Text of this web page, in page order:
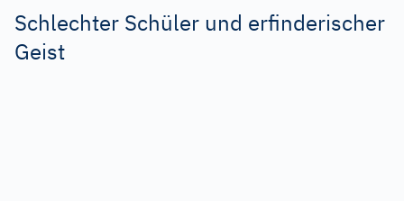
Schlechter Schüler und erfinderischer
Geist